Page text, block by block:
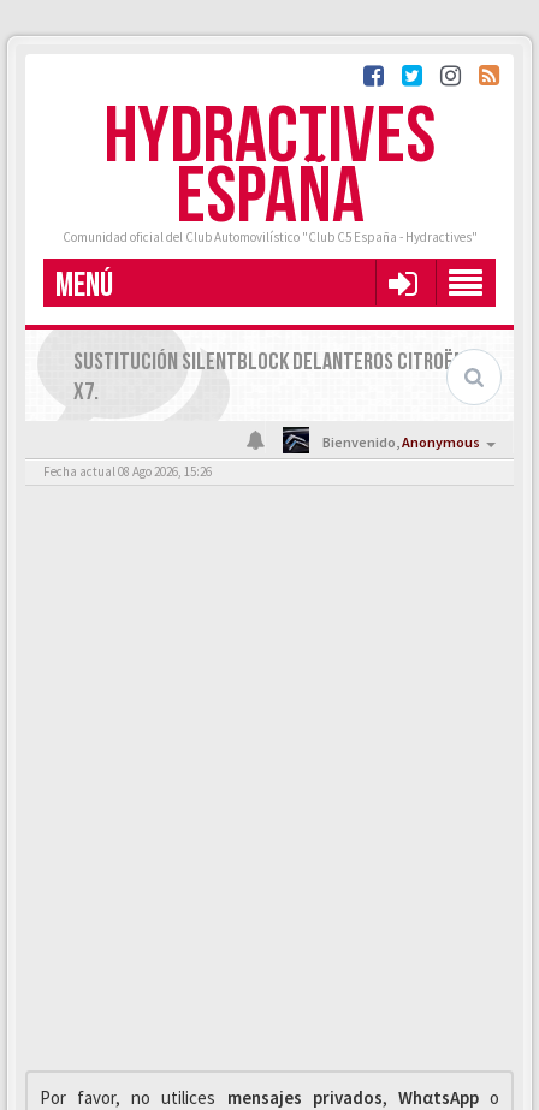
HYDRACTIVES
ESPAÑA
Comunidad oficial del Club Automovilístico "Club C5 España - Hydractives"
MENÚ
SUSTITUCIÓN SILENTBLOCK DELANTEROS CITROËN C5
X7.
Bienvenido,Anonymous
Fecha actual 08 Ago 2026, 15:26
Por favor, no utilices mensajes privados, WhαtsAppo